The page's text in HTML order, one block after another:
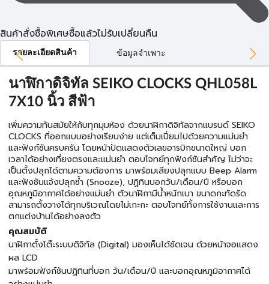
สินค้าสั่งซื้อพิเศษซื้อแล้วไม่รับเปลี่ยนคืน
รายละเอียดสินค้า ข้อมูลจำเพาะ
นาฬิกาดิจิทัล SEIKO CLOCKS QHL058L
7X10 นิ้ว สีฟ้า
เพิ่มความทันสมัยให้กับทุกมุมห้อง ด้วยนาฬิกาดิจิทัลจากแบรนด์ SEIKO
CLOCKS ที่ออกแบบอย่างเรียบง่าย แต่เต็มเปี่ยมไปด้วยความแม่นยำ
และฟังก์ชันครบครัน โดยหน้าปัดแสดงตัวเลขอารบิกขนาดใหญ่ บอก
เวลาได้อย่างเที่ยงตรงและแม่นยำ ตอบโจทย์ทุกฟังก์ชันสำคัญ ไม่ว่าจะ
เป็นตั้งปลุกได้ตามความต้องการ มาพร้อมเสียงปลุกแบบ Beep Alarm
และฟังชันแจ้งปลุกซ้ำ (Snooze), ปฏิทินบอกวัน/เดือน/ปี หรือบอก
อุณหภูมิอากาศได้อย่างแม่นยำ ตัวนาฬิกามีน้ำหนักเบา ขนาดกะทัดรัด
สามารถตั้งวางได้ทุกบริเวณโดยไม่เกะกะ ตอบโจทย์ทั้งการใช้งานและการ
ตกแต่งบ้านได้อย่างลงตัว
คุณสมบัติ
นาฬิกาตั้งโต๊ะระบบดิจิทัล (Digital) มองเห็นได้ชัดเจน ด้วยหน้าจอแสดง
ผล LCD
มาพร้อมฟังก์ชันปฏิทินที่บอก วัน/เดือน/ปี และบอกอุณหภูมิอากาศได้